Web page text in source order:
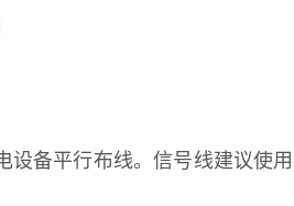
设备平行布线。信号线建议使用